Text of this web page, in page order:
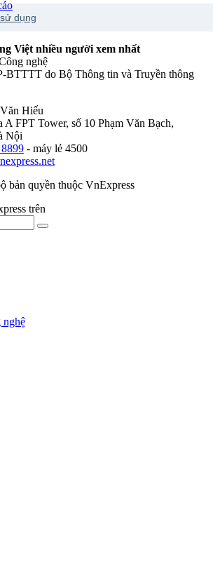
dụng
Việt nhiều người xem nhất
nghệ
BTTTT do Bộ Thông tin và Truyền thông
Hiếu
FPT Tower, số 10 Phạm Văn Bạch,
Nội
- máy lẻ 4500
bản quyền thuộc VnExpress
trên
nghệ